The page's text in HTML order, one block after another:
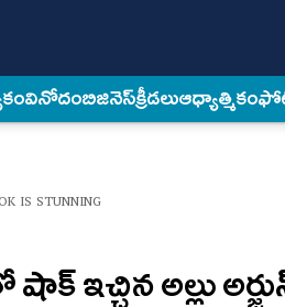
వినోదంబిజినెస్క్రీడలుఆధ్యాత్మికం
IS STUNNING
ఇచ్చిన అల్లు